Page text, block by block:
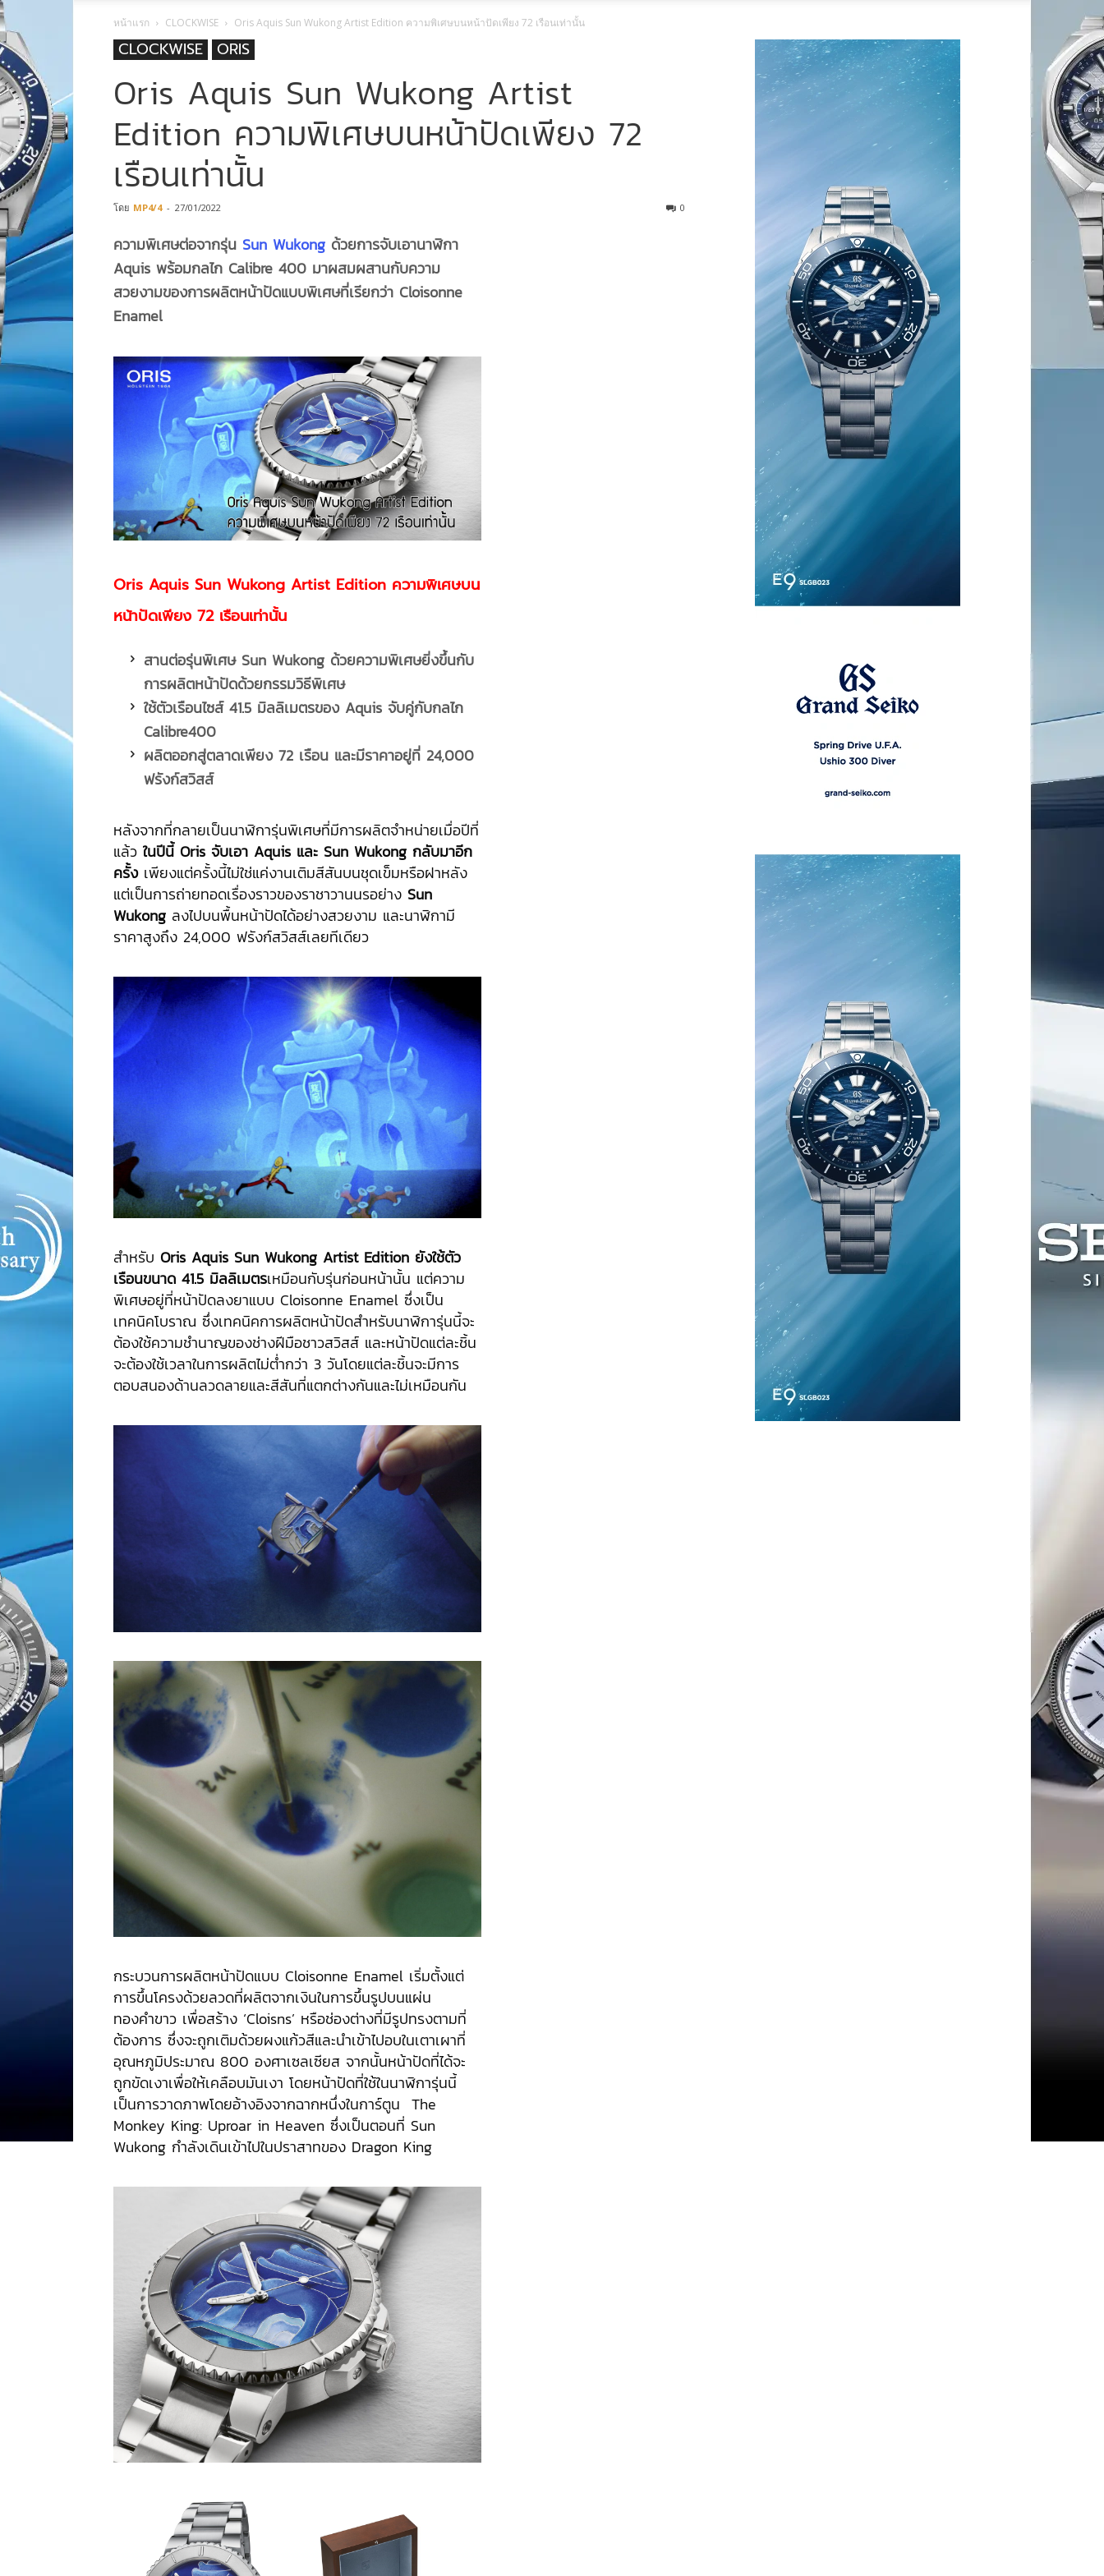
หน้าแรก CLOCKWISE Oris Aquis Sun Wukong Artist Edition ความพิเศษบนหน้าปัดเพียง 72 เรือนเท่านั้น
CLOCKWISE ORIS
Oris Aquis Sun Wukong Artist
Edition ความพิเศษบนหน้าปัดเพียง 72
เรือนเท่านั้น
โดย MP4/4 - 27/01/2022 0
ความพิเศษต่อจากรุ่น Sun Wukong ด้วยการจับเอานาฬิกา
Aquis พร้อมกลไก Calibre 400 มาผสมผสานกับความ
สวยงามของการผลิตหน้าปัดแบบพิเศษที่เรียกว่า Cloisonne
Enamel
Oris Aquis Sun Wukong Artist Edition ความพิเศษบน
หน้าปัดเพียง 72 เรือนเท่านั้น
สานต่อรุ่นพิเศษ Sun Wukong ด้วยความพิเศษยิ่งขึ้นกับ
การผลิตหน้าปัดด้วยกรรมวิธีพิเศษ
ใช้ตัวเรือนไซส์ 41.5 มิลลิเมตรของ Aquis จับคู่กับกลไก
Calibre400
ผลิตออกสู่ตลาดเพียง 72 เรือน และมีราคาอยู่ที่ 24,000
ฟรังก์สวิสส์
หลังจากที่กลายเป็นนาฬิการุ่นพิเศษที่มีการผลิตจำหน่ายเมื่อปีที่
แล้ว ในปีนี้ Oris จับเอา Aquis และ Sun Wukong กลับมาอีก
ครั้งเพียงแต่ครั้งนี้ไม่ใช่แค่งานเติมสีสันบนชุดเข็มหรือฝาหลัง
แต่เป็นการถ่ายทอดเรื่องราวของราชาวานนรอย่าง Sun
Wukong ลงไปบนพื้นหน้าปัดได้อย่างสวยงาม และนาฬิกามี
ราคาสูงถึง 24,000 ฟรังก์สวิสส์เลยทีเดียว
สำหรับ Oris Aquis Sun Wukong Artist Edition ยังใช้ตัว
เรือนขนาด 41.5 มิลลิเมตรเหมือนกับรุ่นก่อนหน้านั้น แต่ความ
พิเศษอยู่ที่หน้าปัดลงยาแบบ Cloisonne Enamel ซึ่งเป็น
เทคนิคโบราณ ซึ่งเทคนิคการผลิตหน้าปัดสำหรับนาฬิการุ่นนี้จะ
ต้องใช้ความชำนาญของช่างฝีมือชาวสวิสส์ และหน้าปัดแต่ละชิ้น
จะต้องใช้เวลาในการผลิตไม่ต่ำกว่า 3 วันโดยแต่ละชิ้นจะมีการ
ตอบสนองด้านลวดลายและสีสันที่แตกต่างกันและไม่เหมือนกัน
กระบวนการผลิตหน้าปัดแบบ Cloisonne Enamel เริ่มตั้งแต่
การขึ้นโครงด้วยลวดที่ผลิตจากเงินในการขึ้นรูปบนแผ่น
ทองคำขาว เพื่อสร้าง ‘Cloisns’ หรือช่องต่างที่มีรูปทรงตามที่
ต้องการ ซึ่งจะถูกเติมด้วยผงแก้วสีและนำเข้าไปอบในเตาเผาที่
อุณหภูมิประมาณ 800 องศาเซลเซียส จากนั้นหน้าปัดที่ได้จะ
ถูกขัดเงาเพื่อให้เคลือบมันเงา โดยหน้าปัดที่ใช้ในนาฬิการุ่นนี้
เป็นการวาดภาพโดยอ้างอิงจากฉากหนึ่งในการ์ตูน The
Monkey King: Uproar in Heaven ซึ่งเป็นตอนที่ Sun
Wukong กำลังเดินเข้าไปในปราสาทของ Dragon King